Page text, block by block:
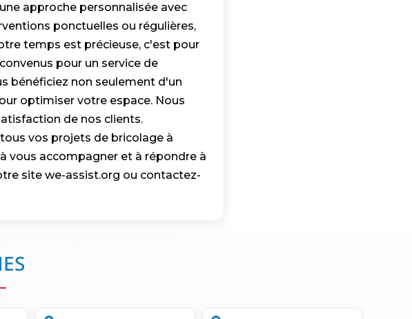
approche personnalisée avec
ponctuelles ou régulières,
temps est précieuse, c'est pour
pour un service de
bénéficiez non seulement d'un
optimiser votre espace. Nous
de nos clients.
vos projets de bricolage à
vous accompagner et à répondre à
site we-assist.org ou contactez-